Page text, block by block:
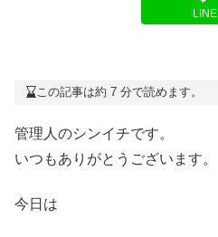
LINE
この記事は約 7 分で読めます。
管理人のシンイチです。
いつもありがとうございます。
今日は